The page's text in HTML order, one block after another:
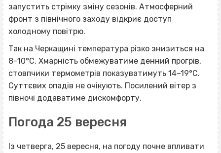
запустить стрімку зміну сезонів. Атмосферний
фронт з північного заходу відкриє доступ
холодному повітрю.
Так на Черкащині температура різко знизиться на
8–10°С. Хмарність обмежуватиме денний прогрів,
стовпчики термометрів показуватимуть 14–19°С.
Суттєвих опадів не очікують. Посилений вітер з
півночі додаватиме дискомфорту.
Погода 25 вересня
Із четверга, 25 вересня, на погоду почне впливати